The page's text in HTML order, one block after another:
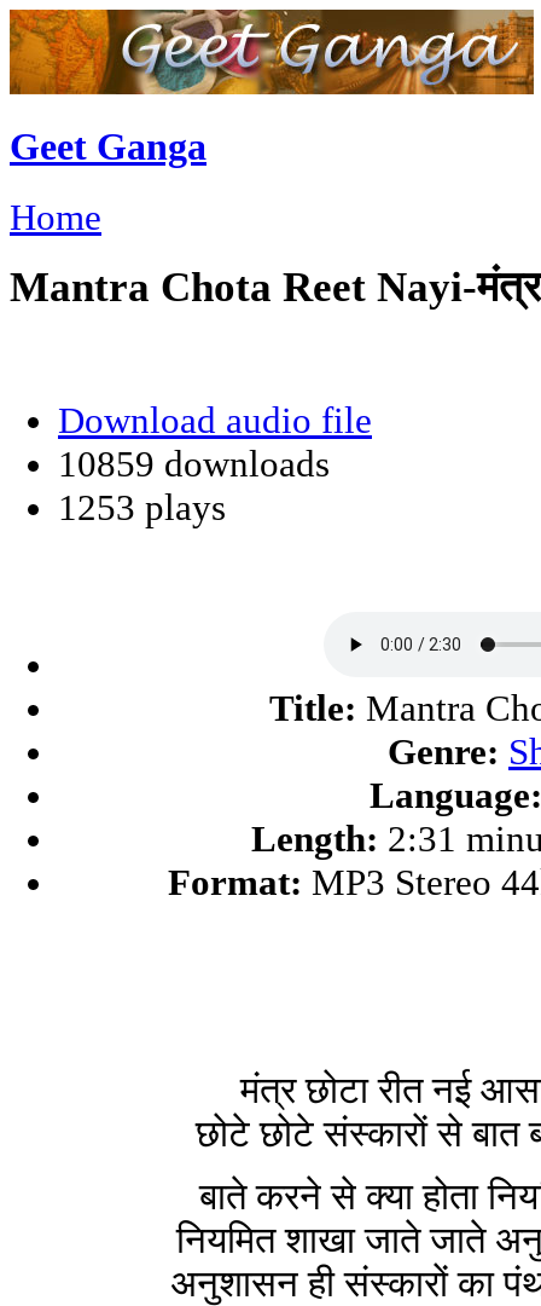
Geet Ganga
Home
Mantra Chota Reet Nayi-मंत्र
Download audio file
10859 downloads
1253 plays
Title: Mantra
Genre:
Language:
Length: 2:31
Format: MP3 Stereo
मंत्र छोटा रीत नई
छोटे छोटे संस्कारों से बात
बाते करने से क्या होता
नियमित शाखा जाते जाते
अनुशासन ही संस्कारों का